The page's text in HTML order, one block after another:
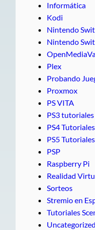
Informática
Kodi
Nintendo
Nintendo
Plex
Probando
Proxmox
PS VITA
PS3 tutoriales
PS4 Tutoriales
PS5 Tutoriales
PSP
Raspberry Pi
Realidad
Sorteos
Stremio en
Tutoriales
Uncategorized